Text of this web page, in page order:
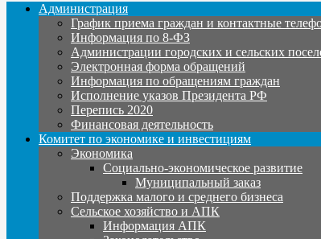
Администрация
График приема граждан и контактные
Информация по 8-ФЗ
Администрации городских и сельских
Электронная форма обращений
Информация по обращениям граждан
Исполнение указов Президента РФ
Перепись 2020
Финансовая деятельность
Комитет по экономике и инвестициям
Экономика
Социально-экономическое развитие
Муниципальный заказ
Поддержка малого и среднего бизнеса
Сельское хозяйство и АПК
Информация АПК